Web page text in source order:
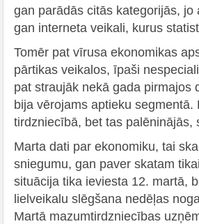
gan parādās citās kategorijās,
gan interneta veikali, kurus
Tomēr pat vīrusa ekonomikas
pārtikas veikalos, īpaši
pat straujāk nekā gada pirmajos
bija vērojams aptieku
tirdzniecībā, bet tas palēninājās,
Marta dati par ekonomiku, tai
sniegumu, gan paver skatam
situācija tika ieviesta 12. martā,
lielveikalu slēgšana nedēļas
Martā mazumtirdzniecības